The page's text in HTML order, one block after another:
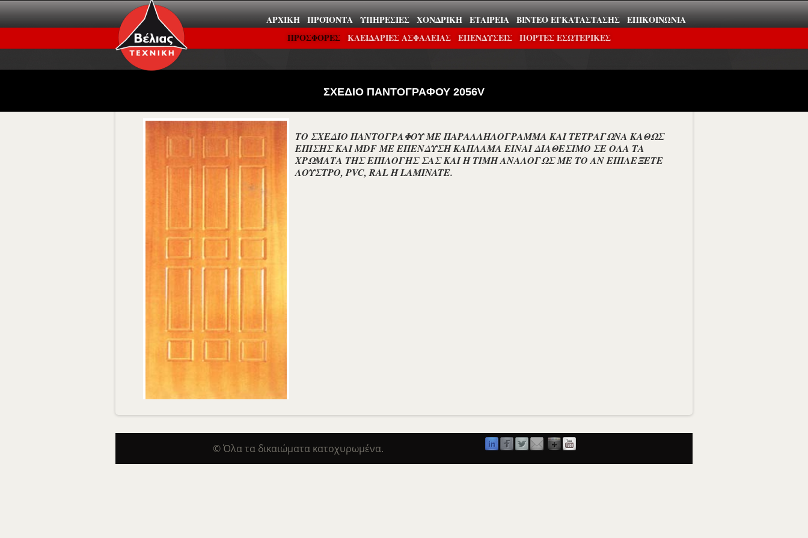
ΑΡΧΙΚΉ ΠΡΟΪΌΝΤΑ ΥΠΗΡΕΣΊΕΣ ΧΟΝΔΡΙΚΉ ΕΤΑΙΡΕΊΑ ΒΊΝΤΕΟ ΕΓΚΑΤΆΣΤΑΣΗΣ ΕΠΙΚΟΙΝΩΝΊΑ
ΠΡΟΣΦΟΡΕΣ ΚΛΕΙΔΑΡΙΕΣ ΑΣΦΑΛΕΙΑΣ ΕΠΕΝΔΎΣΕΙΣ ΠΟΡΤΕΣ ΕΣΩΤΕΡΙΚΕΣ
ΣΧΕΔΙΟ ΠΑΝΤΟΓΡΑΦΟΥ 2056V
ΤΟ ΣΧΕΔΙΟ ΠΑΝΤΟΓΡΑΦΟΥ ΜΕ ΠΑΡΑΛΛΗΛΟΓΡΑΜΜΑ ΚΑΙ ΤΕΤΡΑΓΩΝΑ ΚΑΘΩΣ
ΕΠΙΣΗΣ ΚΑΙ MDF ΜΕ ΕΠΕΝΔΥΣΗ ΚΑΠΛΑΜΑ ΕΙΝΑΙ ΔΙΑΘΕΣΙΜΟ ΣΕ ΟΛΑ ΤΑ
ΧΡΩΜΑΤΑ ΤΗΣ ΕΠΙΛΟΓΗΣ ΣΑΣ ΚΑΙ Η ΤΙΜΗ ΑΝΑΛΟΓΩΣ ΜΕ ΤΟ ΑΝ ΕΠΙΛΕΞΕΤΕ
ΛΟΥΣΤΡΟ, PVC, RAL Ή LAMINATE.
© Όλα τα δικαιώματα κατοχυρωμένα.